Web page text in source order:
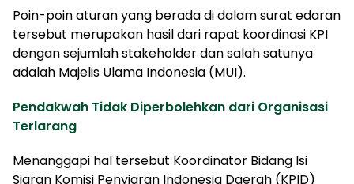
Poin-poin aturan yang berada di dalam surat edaran
tersebut merupakan hasil dari rapat koordinasi KPI
dengan sejumlah stakeholder dan salah satunya
adalah Majelis Ulama Indonesia (MUI).
Pendakwah Tidak Diperbolehkan dari Organisasi
Terlarang
Menanggapi hal tersebut Koordinator Bidang Isi
Siaran Komisi Penyiaran Indonesia Daerah (KPID)